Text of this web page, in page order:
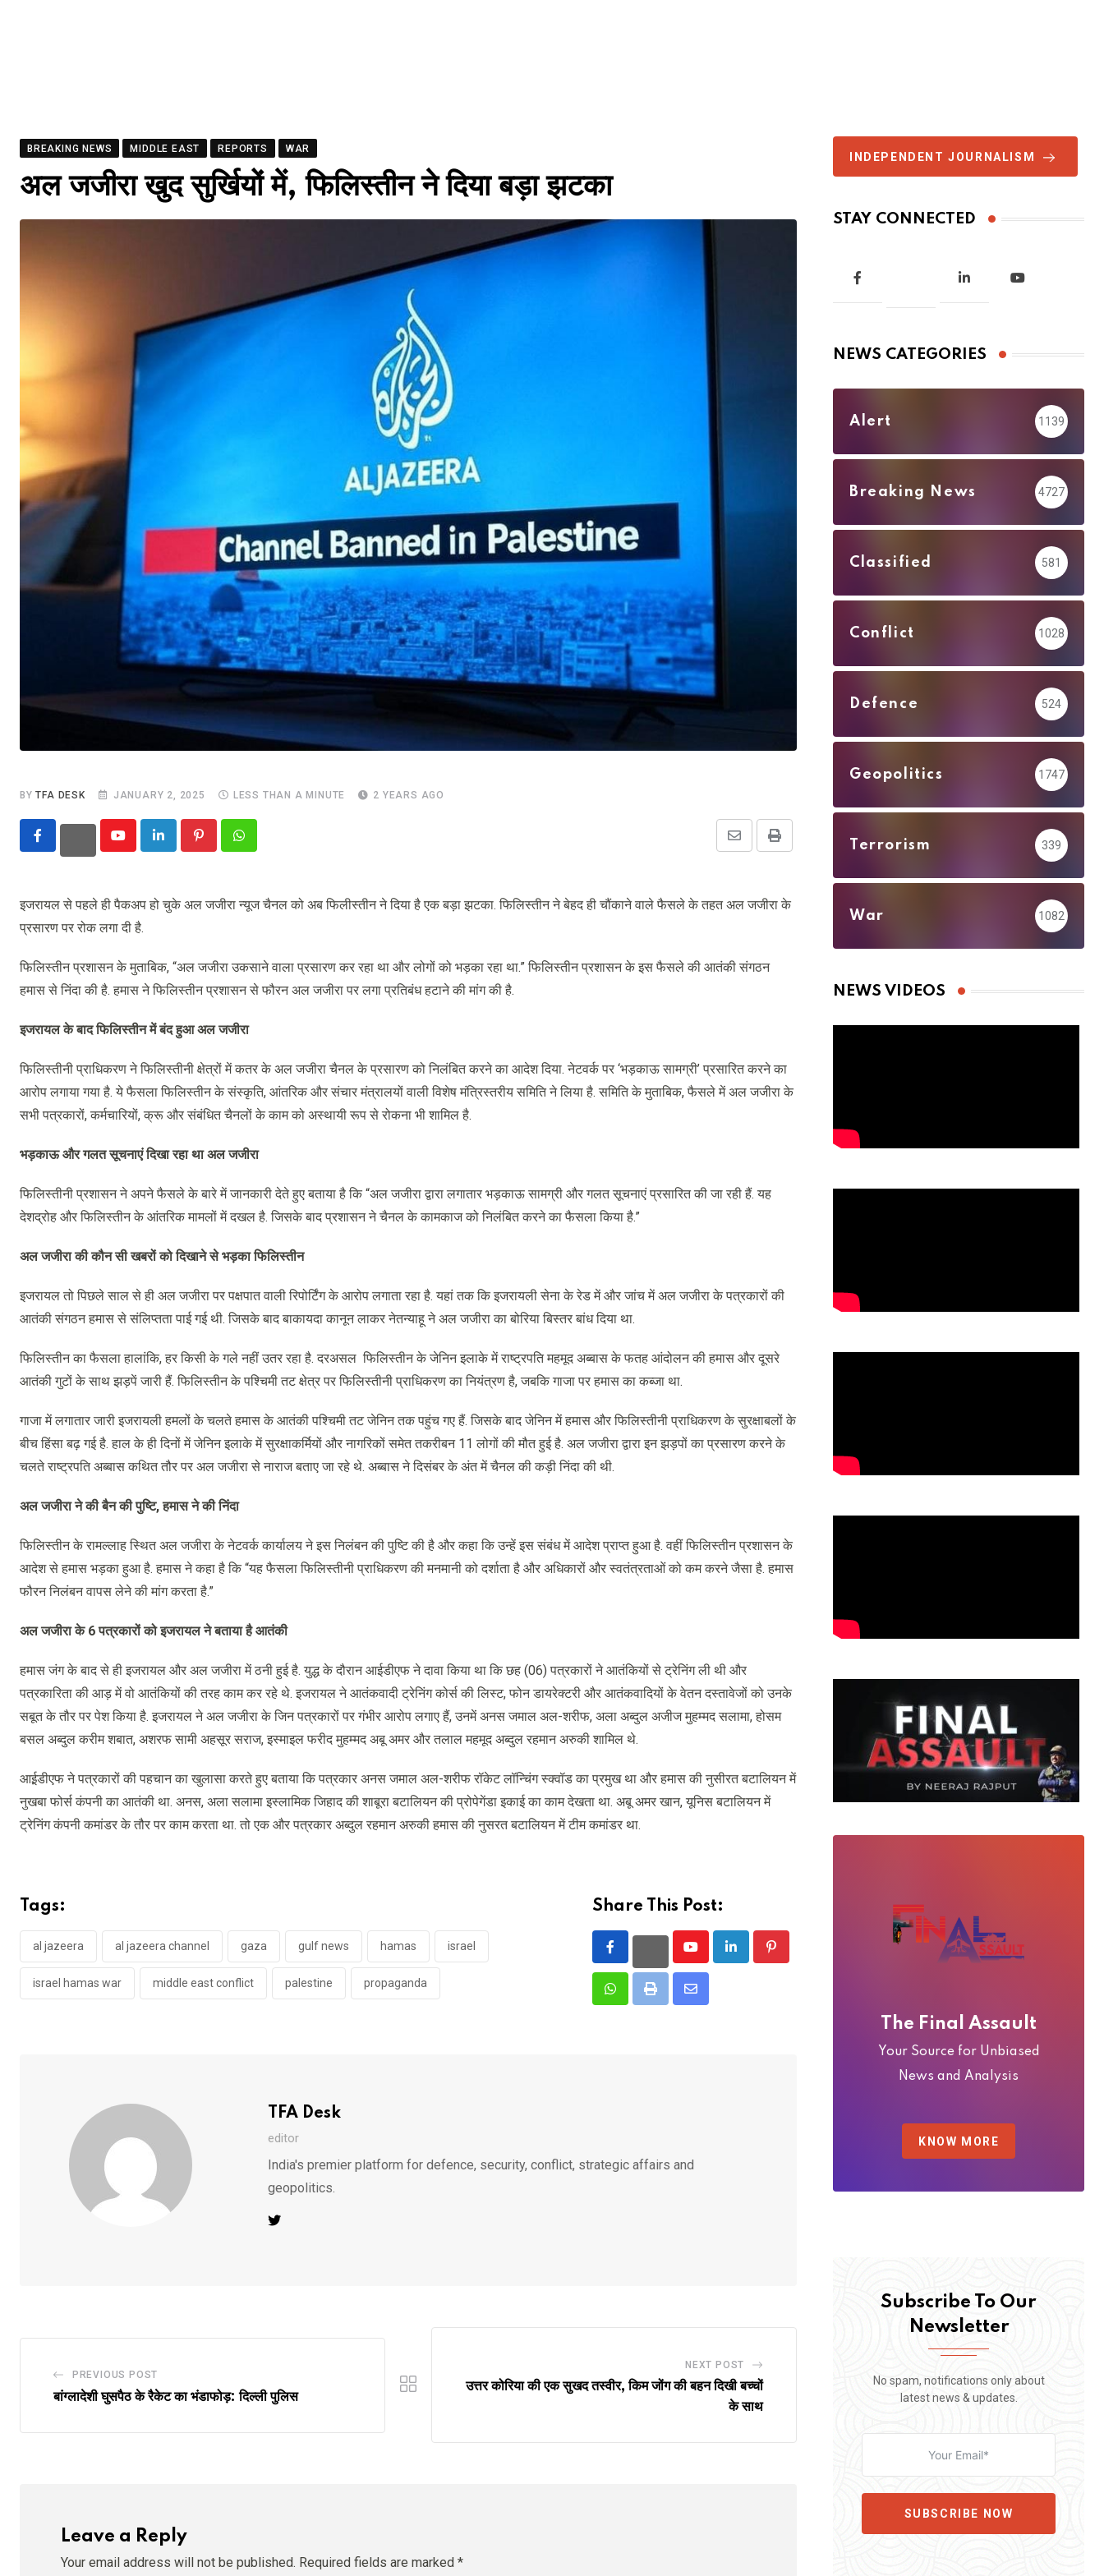
BREAKING NEWS MIDDLE EAST REPORTS WAR
अल जजीरा खुद सुर्खियों में, फिलिस्तीन ने दिया बड़ा झटका
BYTFA DESK JANUARY 2, 2025 LESS THAN A MINUTE 2 YEARS AGO
YoutubeLinkedIn PinterestWhatsapp Print
Share
इजरायल से पहले ही पैकअप हो चुके अल जजीरा न्यूज चैनल को अब फिलीस्तीन ने दिया है एक बड़ा झटका. फिलिस्तीन ने बेहद ही चौंकाने वाले फैसले के तहत अल जजीरा के
प्रसारण पर रोक लगा दी है.
फिलिस्तीन प्रशासन के मुताबिक, “अल जजीरा उकसाने वाला प्रसारण कर रहा था और लोगों को भड़का रहा था.” फिलिस्तीन प्रशासन के इस फैसले की आतंकी संगठन
हमास से निंदा की है. हमास ने फिलिस्तीन प्रशासन से फौरन अल जजीरा पर लगा प्रतिबंध हटाने की मांग की है.
इजरायल के बाद फिलिस्तीन में बंद हुआ अल जजीरा
फिलिस्तीनी प्राधिकरण ने फिलिस्तीनी क्षेत्रों में कतर के अल जजीरा चैनल के प्रसारण को निलंबित करने का आदेश दिया. नेटवर्क पर ‘भड़काऊ सामग्री’ प्रसारित करने का
आरोप लगाया गया है. ये फैसला फिलिस्तीन के संस्कृति, आंतरिक और संचार मंत्रालयों वाली विशेष मंत्रिस्तरीय समिति ने लिया है. समिति के मुताबिक, फैसले में अल जजीरा के
सभी पत्रकारों, कर्मचारियों, क्रू और संबंधित चैनलों के काम को अस्थायी रूप से रोकना भी शामिल है.
भड़काऊ और गलत सूचनाएं दिखा रहा था अल जजीरा
फिलिस्तीनी प्रशासन ने अपने फैसले के बारे में जानकारी देते हुए बताया है कि “अल जजीरा द्वारा लगातार भड़काऊ सामग्री और गलत सूचनाएं प्रसारित की जा रही हैं. यह
देशद्रोह और फिलिस्तीन के आंतरिक मामलों में दखल है. जिसके बाद प्रशासन ने चैनल के कामकाज को निलंबित करने का फैसला किया है.”
अल जजीरा की कौन सी खबरों को दिखाने से भड़का फिलिस्तीन
इजरायल तो पिछले साल से ही अल जजीरा पर पक्षपात वाली रिपोर्टिंग के आरोप लगाता रहा है. यहां तक कि इजरायली सेना के रेड में और जांच में अल जजीरा के पत्रकारों की
आतंकी संगठन हमास से संलिप्तता पाई गई थी. जिसके बाद बाकायदा कानून लाकर नेतन्याहू ने अल जजीरा का बोरिया बिस्तर बांध दिया था.
फिलिस्तीन का फैसला हालांकि, हर किसी के गले नहीं उतर रहा है. दरअसल फिलिस्तीन के जेनिन इलाके में राष्ट्रपति महमूद अब्बास के फतह आंदोलन की हमास और दूसरे
आतंकी गुटों के साथ झड़पें जारी हैं. फिलिस्तीन के पश्चिमी तट क्षेत्र पर फिलिस्तीनी प्राधिकरण का नियंत्रण है, जबकि गाजा पर हमास का कब्जा था.
गाजा में लगातार जारी इजरायली हमलों के चलते हमास के आतंकी पश्चिमी तट जेनिन तक पहुंच गए हैं. जिसके बाद जेनिन में हमास और फिलिस्तीनी प्राधिकरण के सुरक्षाबलों के
बीच हिंसा बढ़ गई है. हाल के ही दिनों में जेनिन इलाके में सुरक्षाकर्मियों और नागरिकों समेत तकरीबन 11 लोगों की मौत हुई है. अल जजीरा द्वारा इन झड़पों का प्रसारण करने के
चलते राष्ट्रपति अब्बास कथित तौर पर अल जजीरा से नाराज बताए जा रहे थे. अब्बास ने दिसंबर के अंत में चैनल की कड़ी निंदा की थी.
अल जजीरा ने की बैन की पुष्टि, हमास ने की निंदा
फिलिस्तीन के रामल्लाह स्थित अल जजीरा के नेटवर्क कार्यालय ने इस निलंबन की पुष्टि की है और कहा कि उन्हें इस संबंध में आदेश प्राप्त हुआ है. वहीं फिलिस्तीन प्रशासन के
आदेश से हमास भड़का हुआ है. हमास ने कहा है कि “यह फैसला फिलिस्तीनी प्राधिकरण की मनमानी को दर्शाता है और अधिकारों और स्वतंत्रताओं को कम करने जैसा है. हमास
फौरन निलंबन वापस लेने की मांग करता है.”
अल जजीरा के 6 पत्रकारों को इजरायल ने बताया है आतंकी
हमास जंग के बाद से ही इजरायल और अल जजीरा में ठनी हुई है. युद्ध के दौरान आईडीएफ ने दावा किया था कि छह (06) पत्रकारों ने आतंकियों से ट्रेनिंग ली थी और
पत्रकारिता की आड़ में वो आतंकियों की तरह काम कर रहे थे. इजरायल ने आतंकवादी ट्रेनिंग कोर्स की लिस्ट, फोन डायरेक्टरी और आतंकवादियों के वेतन दस्तावेजों को उनके
सबूत के तौर पर पेश किया है. इजरायल ने अल जजीरा के जिन पत्रकारों पर गंभीर आरोप लगाए हैं, उनमें अनस जमाल अल-शरीफ, अला अब्दुल अजीज मुहम्मद सलामा, होसम
बसल अब्दुल करीम शबात, अशरफ सामी अहसूर सराज, इस्माइल फरीद मुहम्मद अबू अमर और तलाल महमूद अब्दुल रहमान अरुकी शामिल थे.
आई़डीएफ ने पत्रकारों की पहचान का खुलासा करते हुए बताया कि पत्रकार अनस जमाल अल-शरीफ रॉकेट लॉन्चिंग स्क्वॉड का प्रमुख था और हमास की नुसीरत बटालियन में
नुखबा फोर्स कंपनी का आतंकी था. अनस, अला सलामा इस्लामिक जिहाद की शाबूरा बटालियन की प्रोपेगेंडा इकाई का काम देखता था. अबू अमर खान, यूनिस बटालियन में
ट्रेनिंग कंपनी कमांडर के तौर पर काम करता था. तो एक और पत्रकार अब्दुल रहमान अरुकी हमास की नुसरत बटालियन में टीम कमांडर था.
Tags:
al jazeera al jazeera channel gaza gulf news hamas israel
israel hamas war middle east conflict palestine propaganda
Share This Post:
YoutubeLinkedIn
WhatsappPrint
Share
TFA Desk
editor
India's premier platform for defence, security, conflict, strategic affairs and
geopolitics.
PREVIOUS POST
बांग्लादेशी घुसपैठ के रैकेट का भंडाफोड़: दिल्ली पुलिस
NEXT POST
उत्तर कोरिया की एक सुखद तस्वीर, किम जोंग की बहन दिखी बच्चों
के साथ
Leave a Reply
Your email address will not be published. Required fields are marked *
INDEPENDENT JOURNALISM
STAY CONNECTED
NEWS CATEGORIES
Alert 1139
Breaking News 4727
Classified 581
Conflict 1028
Defence 524
Geopolitics 1747
Terrorism 339
War 1082
NEWS VIDEOS
The Final Assault
Your Source for Unbiased
News and Analysis
KNOW MORE
Subscribe To Our
Newsletter
No spam, notifications only about
latest news & updates.
SUBSCRIBE NOW